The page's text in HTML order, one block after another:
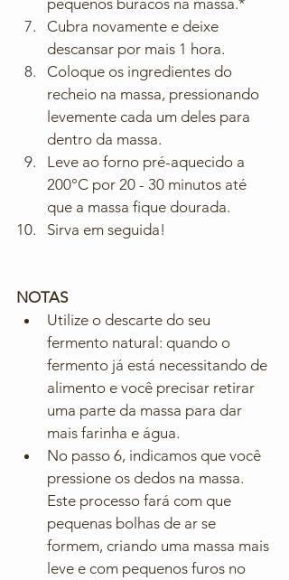
Cubra novamente e deixe
descansar por mais 1 hora.
Coloque os ingredientes do
recheio na massa, pressionando
levemente cada um deles para
dentro da massa.
Leve ao forno pré-aquecido a
200°C por 20 - 30 minutos até
que a massa fique dourada.
Sirva em seguida!
NOTAS
Utilize o descarte do seu
fermento natural: quando o
fermento já está necessitando de
alimento e você precisar retirar
uma parte da massa para dar
mais farinha e água.
No passo 6, indicamos que você
pressione os dedos na massa.
Este processo fará com que
pequenas bolhas de ar se
formem, criando uma massa mais
leve e com pequenos furos no